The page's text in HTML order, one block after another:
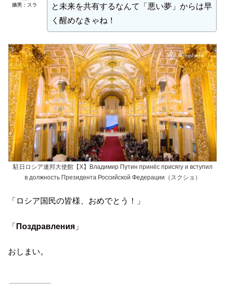
嫡男：スラ
と未来を共有するなんて「悪い夢」からは早
く醒めなきゃね！
駐日ロシア連邦大使館【X】Владимир Путин принёс присягу и вступил
в должность Президента Российской Федерации（スクショ）
「ロシア国民の皆様、おめでとう！」
「 Поздравления 」
おしまい。